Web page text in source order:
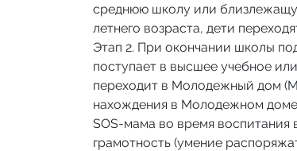
среднюю школу или
летнего возраста, дети
Этап 2. При окончании школы
поступает в высшее учебное
переходит в Молодежный дом
нахождения в Молодежном доме
SOS-мама во время воспитания
грамотность (умение